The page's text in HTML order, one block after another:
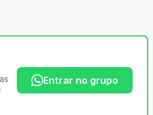
Entrar no grupo